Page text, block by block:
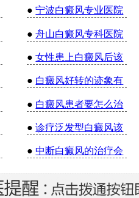
●宁波白癜风专业医院
●舟山白癜风专科医院
●女性患上白癜风后该
● 白癜风好转的迹象有
● 白癜风患者要怎么治
●诊疗泛发型白癜风该
●中断白癜风的治疗会